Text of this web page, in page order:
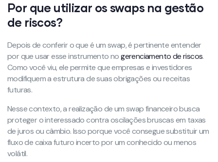
Por que utilizar os swaps na gestão
de riscos?
Depois de conferir o que é um swap, é pertinente entender
por que usar esse instrumento nogerenciamento de riscos.
Como você viu, ele permite que empresas e investidores
modifiquem a estrutura de suas obrigações ou receitas
futuras.
Nesse contexto, a realização de um swap financeiro busca
proteger o interessado contra oscilações bruscas em taxas
de juros ou câmbio. Isso porque você consegue substituir um
fluxo de caixa futuro incerto por um conhecido ou menos
volátil.